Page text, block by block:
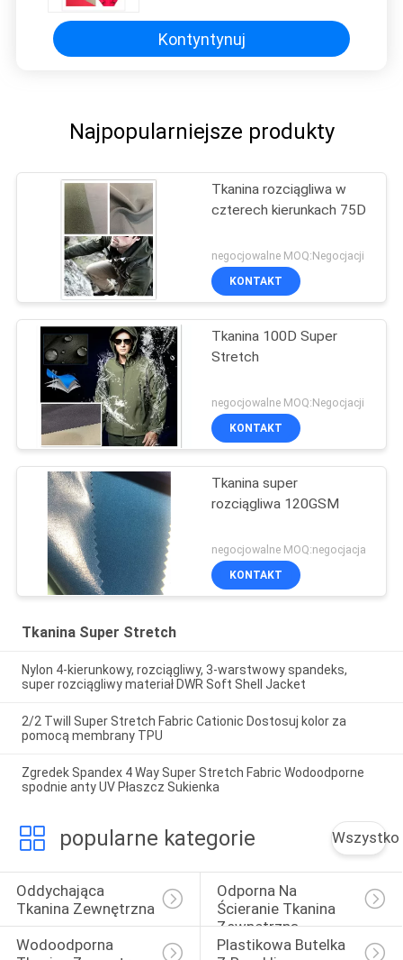
Kontyntynuj
Najpopularniejsze produkty
Tkanina rozciągliwa w
czterech kierunkach 75D
negocjowalne MOQ:Negocjacji
KONTAKT
Tkanina 100D Super
Stretch
negocjowalne MOQ:Negocjacji
KONTAKT
Tkanina super
rozciągliwa 120GSM
negocjowalne MOQ:negocjacja
KONTAKT
Tkanina Super Stretch
Nylon 4-kierunkowy, rozciągliwy, 3-warstwowy spandeks,
super rozciągliwy materiał DWR Soft Shell Jacket
2/2 Twill Super Stretch Fabric Cationic Dostosuj kolor za
pomocą membrany TPU
Zgredek Spandex 4 Way Super Stretch Fabric Wodoodporne
spodnie anty UV Płaszcz Sukienka
popularne kategorie Wszystko
Oddychająca
Tkanina Zewnętrzna
Odporna Na
Ścieranie Tkanina
Zewnętrzna
Wodoodporna
Plastikowa Butelka